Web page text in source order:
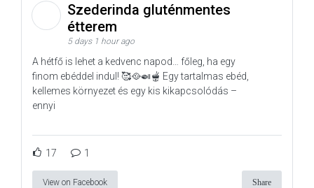
Szederinda gluténmentes
étterem
5 days 1 hour ago
A hétfő is lehet a kedvenc napod… főleg, ha egy
finom ebéddel indul! 🥰🥘🍛🫕 Egy tartalmas ebéd,
kellemes környezet és egy kis kikapcsolódás –
ennyi
17 1
View on Facebook Share